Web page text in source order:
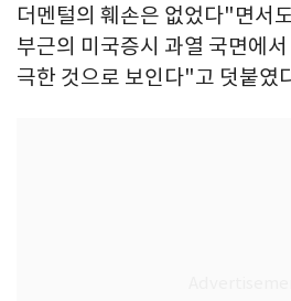
더멘털의 훼손은 없었다"면서
부근의 미국증시 과열 국면에
극한 것으로 보인다"고 덧붙였